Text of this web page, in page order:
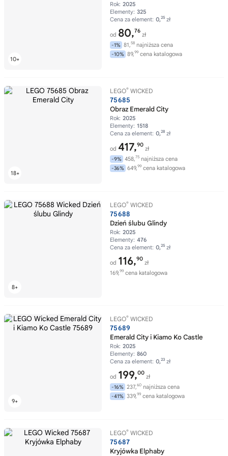
Rok: 2025
Elementy: 325
Cena za element: 0,25 zł
od 80,76
zł
-1% 81,58 najniższa cena
-10% 89,99 cena katalogowa
LEGO® WICKED
75685
Obraz Emerald City
Rok: 2025
Elementy: 1518
Cena za element: 0,28 zł
od 417,90
zł
-9% 458,75 najniższa cena
-36% 649,99 cena katalogowa
LEGO® WICKED
75688
Dzień ślubu Glindy
Rok: 2025
Elementy: 476
Cena za element: 0,25 zł
od 116,90
zł
169,99 cena katalogowa
LEGO® WICKED
75689
Emerald City i Kiamo Ko Castle
Rok: 2025
Elementy: 860
Cena za element: 0,23 zł
od 199,00
zł
-16% 237,60 najniższa cena
-41% 339,99 cena katalogowa
LEGO® WICKED
75687
Kryjówka Elphaby